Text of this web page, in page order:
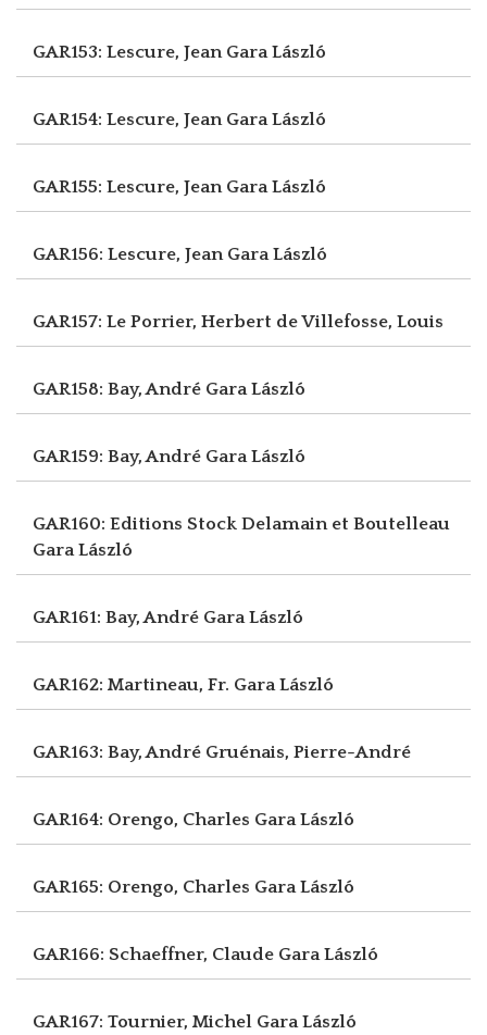
GAR153: Lescure, Jean Gara László
GAR154: Lescure, Jean Gara László
GAR155: Lescure, Jean Gara László
GAR156: Lescure, Jean Gara László
GAR157: Le Porrier, Herbert de Villefosse, Louis
GAR158: Bay, André Gara László
GAR159: Bay, André Gara László
GAR160: Editions Stock Delamain et Boutelleau
Gara László
GAR161: Bay, André Gara László
GAR162: Martineau, Fr. Gara László
GAR163: Bay, André Gruénais, Pierre-André
GAR164: Orengo, Charles Gara László
GAR165: Orengo, Charles Gara László
GAR166: Schaeffner, Claude Gara László
GAR167: Tournier, Michel Gara László